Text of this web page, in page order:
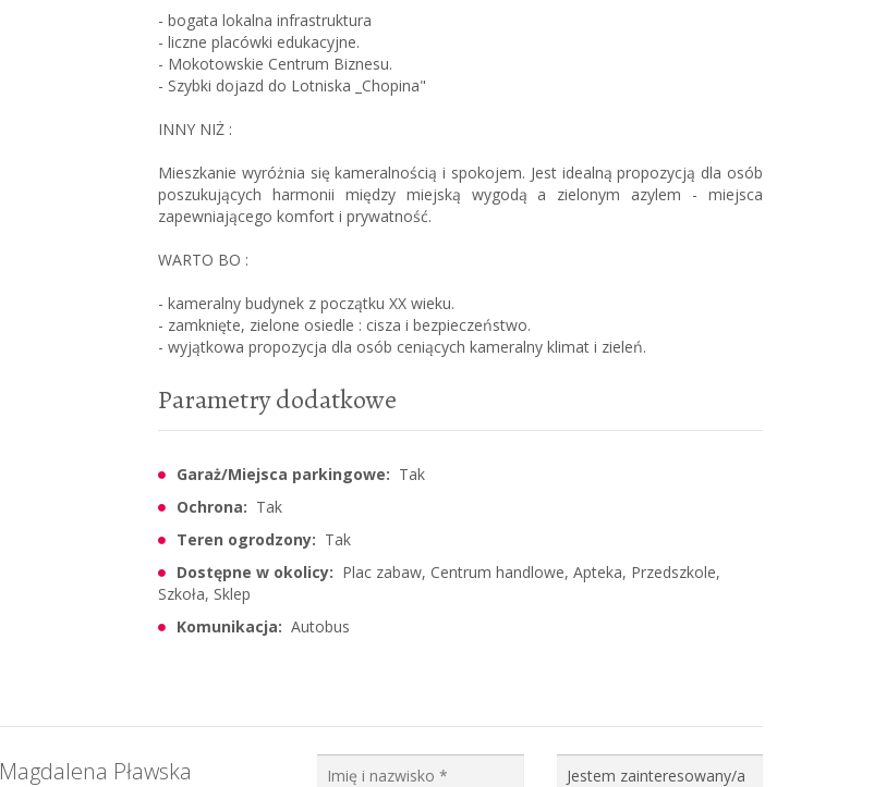
- bogata lokalna infrastruktura
- liczne placówki edukacyjne.
- Mokotowskie Centrum Biznesu.
- Szybki dojazd do Lotniska _Chopina"
INNY NIŻ :
Mieszkanie wyróżnia się kameralnością i spokojem. Jest idealną propozycją dla osób
poszukujących harmonii między miejską wygodą a zielonym azylem - miejsca
zapewniającego komfort i prywatność.
WARTO BO :
- kameralny budynek z początku XX wieku.
- zamknięte, zielone osiedle : cisza i bezpieczeństwo.
- wyjątkowa propozycja dla osób ceniących kameralny klimat i zieleń.
Parametry dodatkowe
Garaż/Miejsca parkingowe: Tak
Ochrona: Tak
Teren ogrodzony: Tak
Dostępne w okolicy: Plac zabaw, Centrum handlowe, Apteka, Przedszkole,
Szkoła, Sklep
Komunikacja: Autobus
Magdalena Pławska